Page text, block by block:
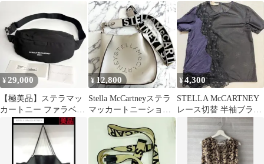
ク 25
ザイン 38 イタリア製
¥29,000
【極美品】ステラマッ
カートニー ファラベラ
ロゴ ベルトバッグ ボデ
ィバッグ
¥ 12,800
Stella McCartneyステラ
マッカートニーショル
ダーバッグアイボリー
¥4,300
STELLA McCARTNEY
レース切替 半袖ブラウ